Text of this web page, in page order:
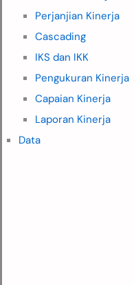
Perjanjian Kinerja
Cascading
IKS dan IKK
Pengukuran Kinerja
Capaian Kinerja
Laporan Kinerja
Data